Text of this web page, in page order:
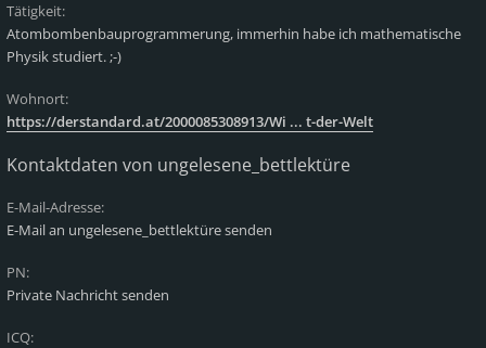
Tätigkeit:
Atombombenbauprogrammerung, immerhin habe ich mathematische
Physik studiert. ;-)
Wohnort:
https://derstandard.at/2000085308913/Wi ... t-der-Welt
Kontaktdaten von ungelesene_bettlektüre
E-Mail-Adresse:
E-Mail an ungelesene_bettlektüre senden
PN:
Private Nachricht senden
ICQ: